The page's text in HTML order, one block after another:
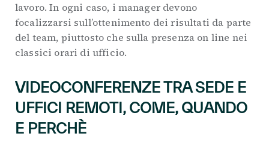
lavoro. In ogni caso, i manager devono
focalizzarsi sull’ottenimento dei risultati da parte
del team, piuttosto che sulla presenza on line nei
classici orari di ufficio.
VIDEOCONFERENZE TRA SEDE E
UFFICI REMOTI, COME, QUANDO
E PERCHÈ